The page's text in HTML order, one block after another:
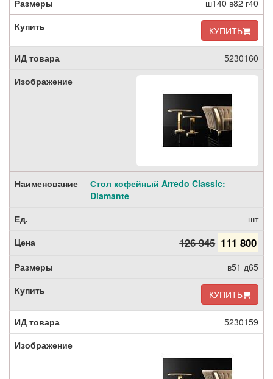
ш140 в82 г40
КУПИТЬ
5230160
Стол кофейный Arredo Classic:
Diamante
шт
126 945 111 800
в51 д65
КУПИТЬ
5230159